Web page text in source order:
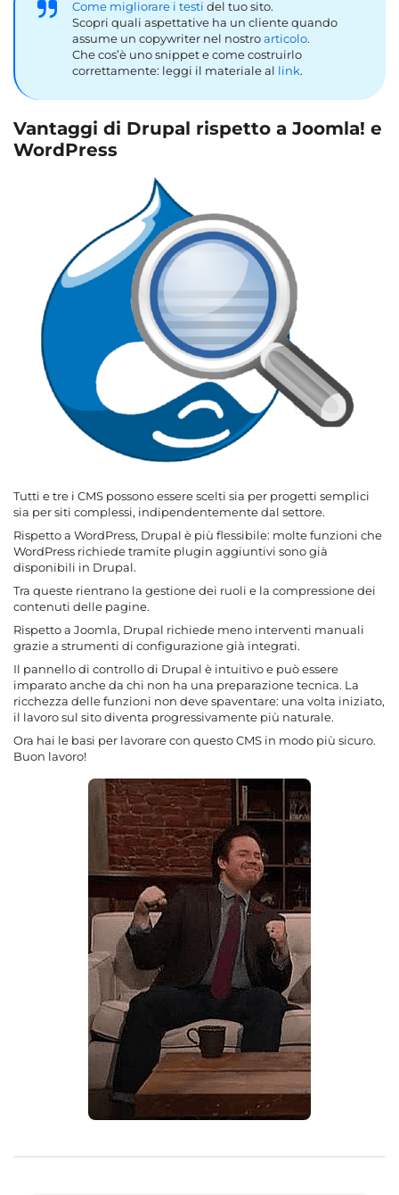
Come migliorare i testi del tuo sito.
Scopri quali aspettative ha un cliente quando
assume un copywriter nel nostroarticolo.
Che cos’è uno snippet e come costruirlo
correttamente: leggi il materiale al link.
Vantaggi di Drupal rispetto a Joomla! e
WordPress
Tutti e tre i CMS possono essere scelti sia per progetti semplici
sia per siti complessi, indipendentemente dal settore.
Rispetto a WordPress, Drupal è più flessibile: molte funzioni che
WordPress richiede tramite plugin aggiuntivi sono già
disponibili in Drupal.
Tra queste rientrano la gestione dei ruoli e la compressione dei
contenuti delle pagine.
Rispetto a Joomla, Drupal richiede meno interventi manuali
grazie a strumenti di configurazione già integrati.
Il pannello di controllo di Drupal è intuitivo e può essere
imparato anche da chi non ha una preparazione tecnica. La
ricchezza delle funzioni non deve spaventare: una volta iniziato,
il lavoro sul sito diventa progressivamente più naturale.
Ora hai le basi per lavorare con questo CMS in modo più sicuro.
Buon lavoro!